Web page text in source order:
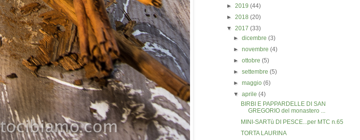
► 2019 (44)
► 2018 (20)
▼ 2017 (33)
►dicembre(3)
►novembre(4)
►ottobre(5)
►settembre(5)
►maggio(6)
▼aprile(4)
BIRBI E PAPPARDELLE DI SAN
GREGORIO del monastero ...
MINI-SARTù DI PESCE...per MTC n.65
TORTA LAURINA